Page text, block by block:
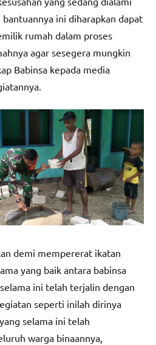
ini diharapkan dapat
rumah dalam proses
agar sesegera mungkin
Babinsa kepada media
demi mempererat ikatan
yang baik antara babinsa
ini telah terjalin dengan
seperti inilah dirinya
selama ini telah
warga binaannya,